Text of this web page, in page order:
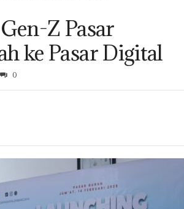
Z Pasar
ke Pasar Digital
0